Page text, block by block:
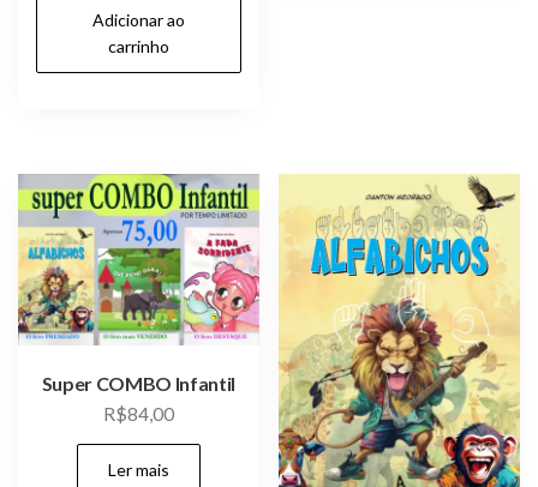
Adicionar ao
carrinho
Super COMBO Infantil
R$84,00
Ler mais